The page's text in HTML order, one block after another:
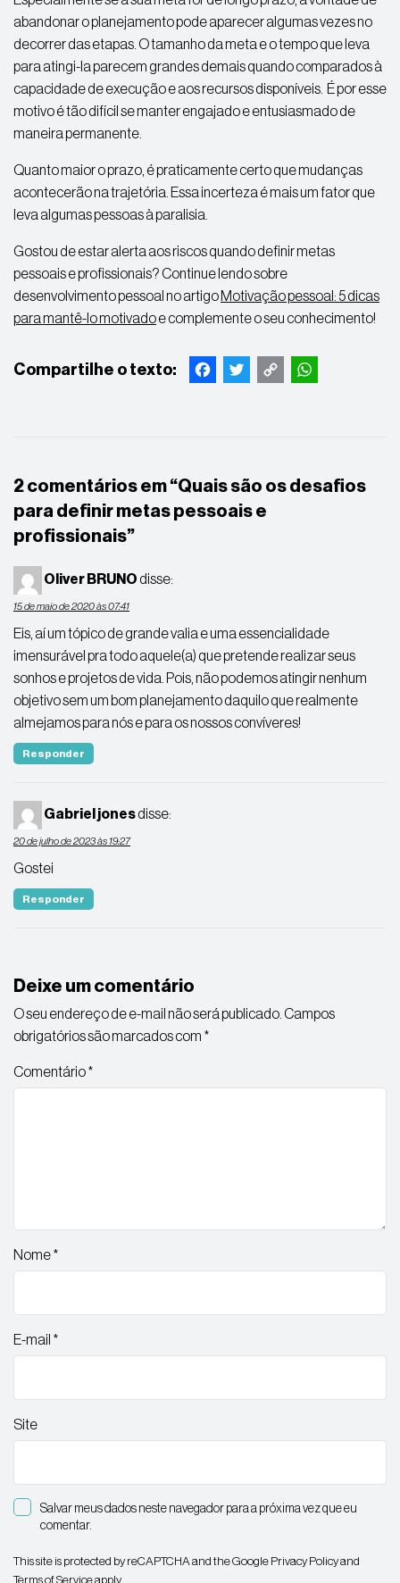
abandonar o planejamento pode aparecer algumas vezes no
decorrer das etapas. O tamanho da meta e o tempo que leva
para atingi-la parecem grandes demais quando comparados à
capacidade de execução e aos recursos disponíveis. É por esse
motivo é tão difícil se manter engajado e entusiasmado de
maneira permanente.
Quanto maior o prazo, é praticamente certo que mudanças
acontecerão na trajetória. Essa incerteza é mais um fator que
leva algumas pessoas à paralisia.
Gostou de estar alerta aos riscos quando definir metas
pessoais e profissionais? Continue lendo sobre
desenvolvimento pessoal no artigoMotivação pessoal: 5 dicas
para mantê-lo motivadoe complemente o seu conhecimento!
FacebookTwitterCopy
WhatsApp
2 comentários em “Quais são os desafios
para definir metas pessoais e
profissionais”
Oliver BRUNO disse:
15 de maio de 2020 às 07:41
Eis, aí um tópico de grande valia e uma essencialidade
imensurável pra todo aquele(a) que pretende realizar seus
sonhos e projetos de vida. Pois, não podemos atingir nenhum
objetivo sem um bom planejamento daquilo que realmente
almejamos para nós e para os nossos convíveres!
Responder
Gabriel jonesdisse:
20 de julho de 2023 às 19:27
Gostei
Responder
Deixe um comentário
O seu endereço de e-mail não será publicado. Campos
obrigatórios são marcados com *
Comentário*
Nome*
E-mail *
Site
Salvar meus dados neste navegador para a próxima vez que eu
comentar.
This site is protected by reCAPTCHA and the Google Privacy Policyand
Terms of Serviceapply.